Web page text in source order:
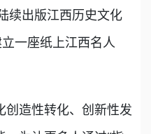
续出版江西历史文化
一座纸上江西名人
造性转化、创新性发